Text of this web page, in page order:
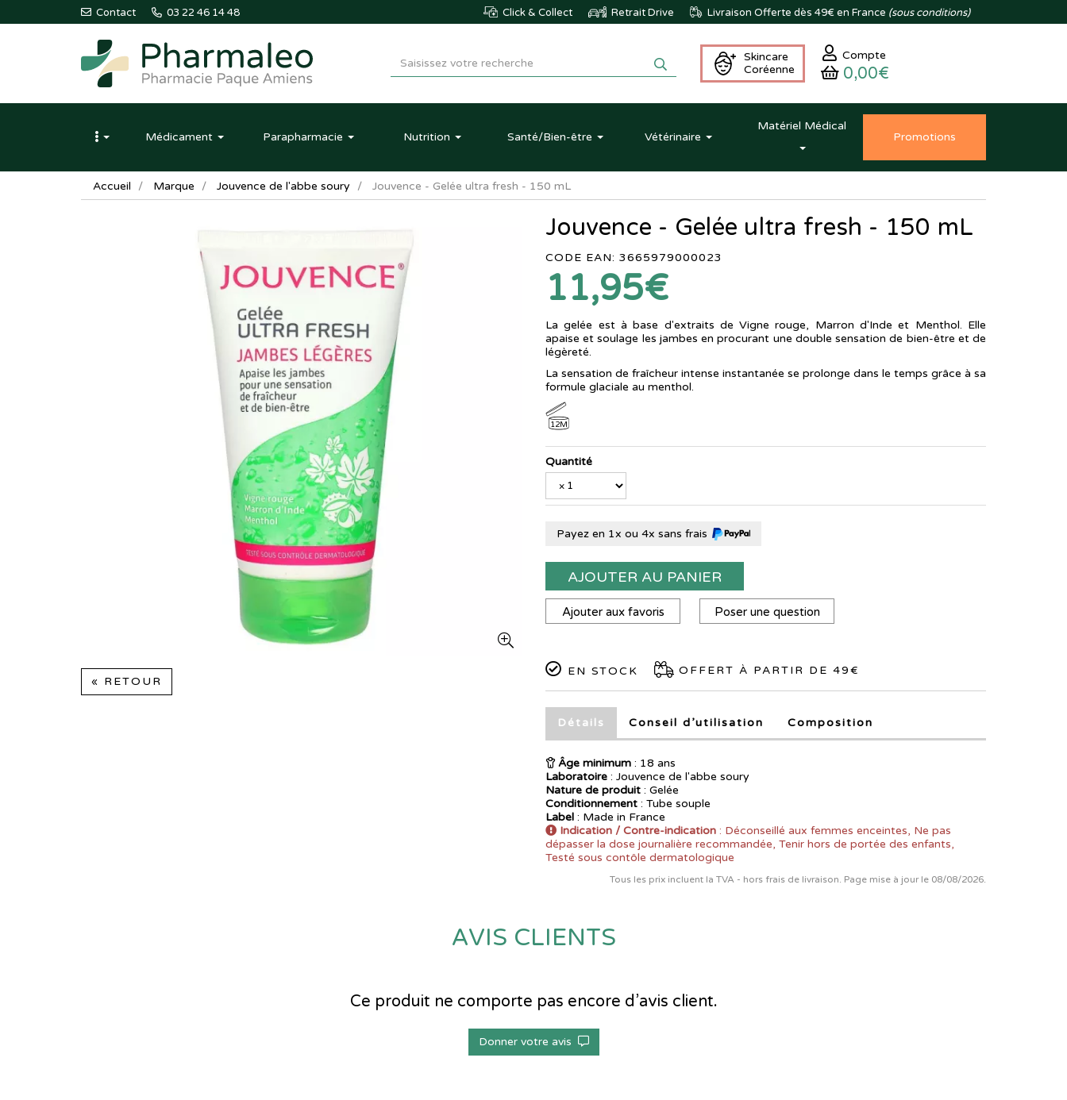
Contact 03 22 46 14 48 Click & Collect Retrait Drive Livraison Offerte dès 49€ en France (sous conditions)
Pharmaleo
Pharmacie
Paque
Amiens
Skincare
Coréenne
Compte
0,00€
Médicament Parapharmacie Nutrition Santé/Bien-être Vétérinaire
Matériel Médical
Promotions
Accueil Marque Jouvence de l'abbe soury Jouvence - Gelée ultra fresh - 150 mL
« RETOUR
Jouvence - Gelée ultra fresh - 150 mL
CODE EAN: 3665979000023
11,95€
La gelée est à base d'extraits de Vigne rouge, Marron d'Inde et Menthol. Elle
apaise et soulage les jambes en procurant une double sensation de bien-être et de
légèreté.
La sensation de fraîcheur intense instantanée se prolonge dans le temps grâce à sa
formule glaciale au menthol.
12M
Quantité
Payez en 1x ou 4x sans frais
AJOUTER AU PANIER
Ajouter aux favoris Poser une question
EN STOCK OFFERT À PARTIR DE 49€
Détails Conseil d’utilisation Composition
Âge minimum : 18 ans
Laboratoire : Jouvence de l'abbe soury
Nature de produit : Gelée
Conditionnement : Tube souple
Label : Made in France
Indication / Contre-indication : Déconseillé aux femmes enceintes, Ne pas
dépasser la dose journalière recommandée, Tenir hors de portée des enfants,
Testé sous contôle dermatologique
Tous les prix incluent la TVA - hors frais de livraison. Page mise à jour le 08/08/2026.
AVIS CLIENTS
Ce produit ne comporte pas encore d’avis client.
Donner votre avis